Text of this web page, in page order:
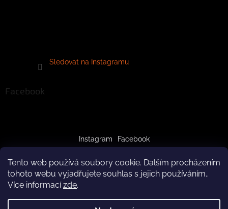
Tento web používá soubory cookie. Dalším procházením
tohoto webu vyjadřujete souhlas s jejich používáním..
Více informacízde.
Sledovat na Instagramu
Facebook
Instagram Facebook